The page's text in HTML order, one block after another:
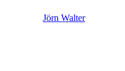
Jörn Walter